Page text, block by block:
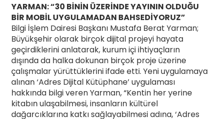
YARMAN: “30 BİNİN ÜZERİNDE YAYININ OLDUĞU
BİR MOBİL UYGULAMADAN BAHSEDİYORUZ”
Bilgi İşlem Dairesi Başkanı Mustafa Berat Yarman;
Büyükşehir olarak birçok dijital projeyi hayata
geçirdiklerini anlatarak, kurum içi ihtiyaçların
dışında da halka dokunan birçok proje üzerine
çalışmalar yürüttüklerini ifade etti. Yeni uygulamaya
alınan ‘Adres Dijital Kütüphane’ uygulaması
hakkında bilgi veren Yarman, “Kentin her yerine
kitabın ulaşabilmesi, insanların kültürel
dağarcıklarına katkı sağlayabilmesi adına, ‘Adres